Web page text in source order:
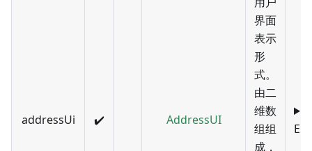
addressUi ✔️ AddressUI
界面
表示
形
式。
由二
维数
组组
成，
EN